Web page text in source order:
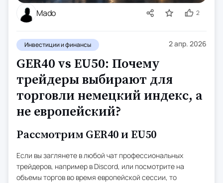
Mado
Инвестиции и финансы 2 апр. 2026
2
GER40 vs EU50: Почему
трейдеры выбирают для
торговли немецкий индекс, а
не европейский?
Рассмотрим GER40 и EU50
Если вы заглянете в любой чат профессиональных
трейдеров, например в Discord, или посмотрите на
объемы торгов во время европейской сессии, то